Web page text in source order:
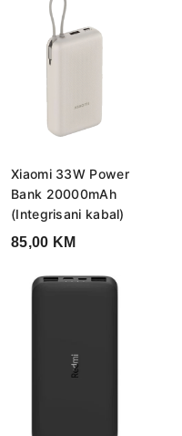
Xiaomi 33W Power
Bank 20000mAh
(Integrisani kabal)
85,00 KM